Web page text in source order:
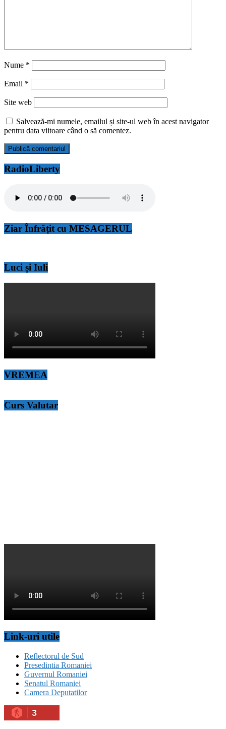
Nume *
Email *
Site web
Salvează-mi numele, emailul și site-ul web în acest navigator
pentru data viitoare când o să comentez.
RadioLiberty
Ziar Înfrățit cu MESAGERUL
Luci și Iuli
VREMEA
Curs Valutar
Link-uri utile
Reflectorul de Sud
Presedintia Romaniei
Guvernul Romaniei
Senatul Romaniei
Camera Deputatilor
3